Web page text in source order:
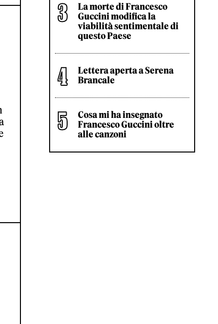
La morte di Francesco
Guccini modifica la
viabilità sentimentale di
questo Paese
Lettera aperta a Serena
Brancale
Cosa mi ha insegnato
Francesco Guccini oltre
alle canzoni